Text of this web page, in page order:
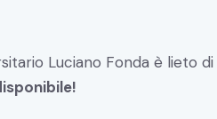
Luciano Fonda è lieto